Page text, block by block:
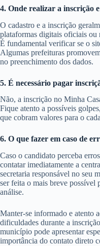
4. Onde realizar a inscrição
O cadastro e a inscrição
plataformas digitais oficiais ou
É fundamental verificar se o
Algumas prefeituras
no preenchimento dos dados.
5. É necessário pagar
Não, a inscrição no Minha
Fique atento a possíveis
que cobram valores para o
6. O que fazer em caso de
Caso o candidato perceba
contatar imediatamente a
secretaria responsável no seu
ser feita o mais breve possível
análise.
Manter-se informado e atento
dificuldades durante a
município pode apresentar
importância do contato direto